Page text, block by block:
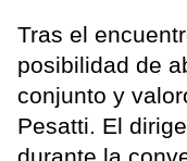
Tras el
posibilidad de
conjunto y
Pesatti. El